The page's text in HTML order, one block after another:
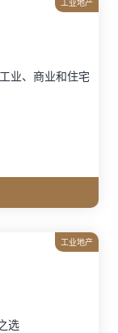
工业地产
业、商业和住宅
工业地产
选